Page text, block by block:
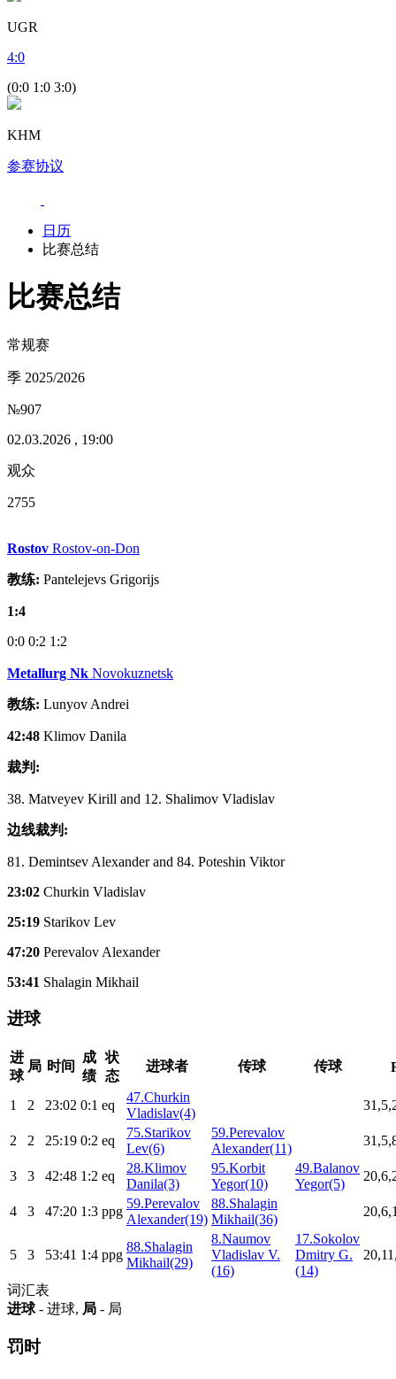
UGR
4:0
(0:0 1:0 3:0)
KHM
参赛协议
日历
比赛总结
比赛总结
常规赛
季 2025/2026
№907
02.03.2026 , 19:00
观众
2755
Rostov Rostov-on-Don
教练: Pantelejevs Grigorijs
1:4
0:0 0:2 1:2
Metallurg Nk Novokuznetsk
教练: Lunyov Andrei
42:48 Klimov Danila
裁判:
38. Matveyev Kirill and 12. Shalimov Vladislav
边线裁判:
81. Demintsev Alexander and 84. Poteshin Viktor
23:02 Churkin Vladislav
25:19 Starikov Lev
47:20 Perevalov Alexander
53:41 Shalagin Mikhail
进球
进
球
局 时间
成
绩
状
态
进球者 传球 传球
1 2 23:02 0:1 eq
47.Churkin
Vladislav(4)
2 2 25:19 0:2 eq
75.Starikov
Lev(6)
59.Perevalov
Alexander(11)
3 3 42:48 1:2 eq
28.Klimov
Danila(3)
95.Korbit
Yegor(10)
49.Balanov
Yegor(5)
4 3 47:20 1:3 ppg
59.Perevalov
Alexander(19)
88.Shalagin
Mikhail(36)
5 3 53:41 1:4 ppg
88.Shalagin
Mikhail(29)
8.Naumov
Vladislav V.
(16)
17.Sokolov
Dmitry G.
(14)
词汇表
进球- 进球, 局 - 局
罚时